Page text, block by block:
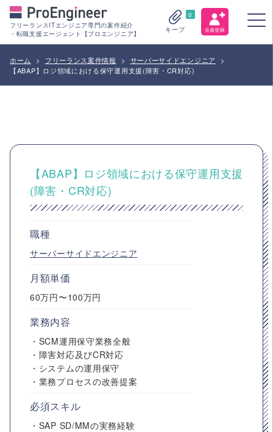
フリーランスITエンジニア専門の案件紹介
・転職支援エージェント【プロエンジニア】
0
キープ
ホーム > フリーランス案件情報 > サーバーサイドエンジニア
>
【ABAP】ロジ領域における保守運用支援(障害・CR対応)
【ABAP】ロジ領域における保守運用支援
(障害・CR対応)
職種
サーバーサイドエンジニア
月額単価
60万円〜100万円
業務内容
・SCM運用保守業務全般
・障害対応及びCR対応
・システムの運用保守
・業務プロセスの改善提案
必須スキル
・SAP SD/MMの実務経験